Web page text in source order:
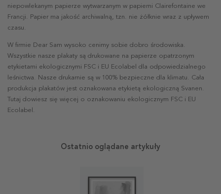
niepowlekanym papierze wytwarzanym w papierni Clairefontaine we
Francji. Papier ma jakość archiwalną, tzn. nie żółknie wraz z upływem
czasu.
W firmie Dear Sam wysoko cenimy sobie dobro środowiska.
Wszystkie nasze plakaty są drukowane na papierze opatrzonym
etykietami ekologicznymi FSC i EU Ecolabel dla odpowiedzialnego
leśnictwa. Nasze drukarnie są w 100% bezpieczne dla klimatu. Cała
produkcja plakatów jest oznakowana etykietą ekologiczną Svanen.
Tutaj dowiesz się więcej o oznakowaniu ekologicznym FSC i EU
Ecolabel.
Ostatnio oglądane artykuły